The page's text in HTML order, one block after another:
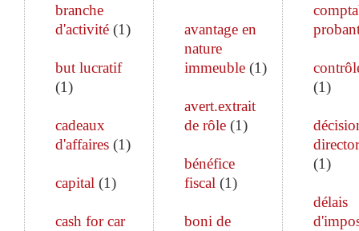
branche
d'activité (1)
but lucratif
(1)
cadeaux
d'affaires (1)
capital (1)
cash for car
avantage en
nature
immeuble(1)
avert.extrait
de rôle(1)
bénéfice
fiscal (1)
boni de
(1)
(1)
délais